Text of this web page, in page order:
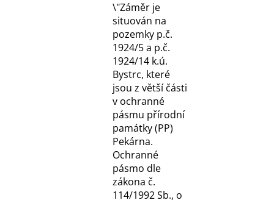
\"Záměr je
situován na
pozemky p.č.
1924/5 a p.č.
1924/14 k.ú.
Bystrc, které
jsou z větší části
v ochranné
pásmu přírodní
památky (PP)
Pekárna.
Ochranné
pásmo dle
zákona č.
114/1992 Sb., o